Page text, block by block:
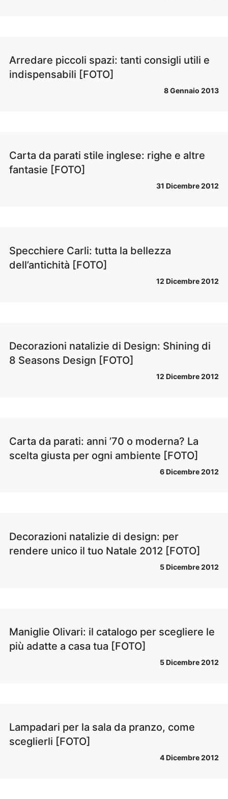
Arredare piccoli spazi: tanti consigli utili e
indispensabili [FOTO]
8 Gennaio 2013
Carta da parati stile inglese: righe e altre
fantasie [FOTO]
31 Dicembre 2012
Specchiere Carli: tutta la bellezza
dell’antichità [FOTO]
12 Dicembre 2012
Decorazioni natalizie di Design: Shining di
8 Seasons Design [FOTO]
12 Dicembre 2012
Carta da parati: anni ’70 o moderna? La
scelta giusta per ogni ambiente [FOTO]
6 Dicembre 2012
Decorazioni natalizie di design: per
rendere unico il tuo Natale 2012 [FOTO]
5 Dicembre 2012
Maniglie Olivari: il catalogo per scegliere le
più adatte a casa tua [FOTO]
5 Dicembre 2012
Lampadari per la sala da pranzo, come
sceglierli [FOTO]
4 Dicembre 2012